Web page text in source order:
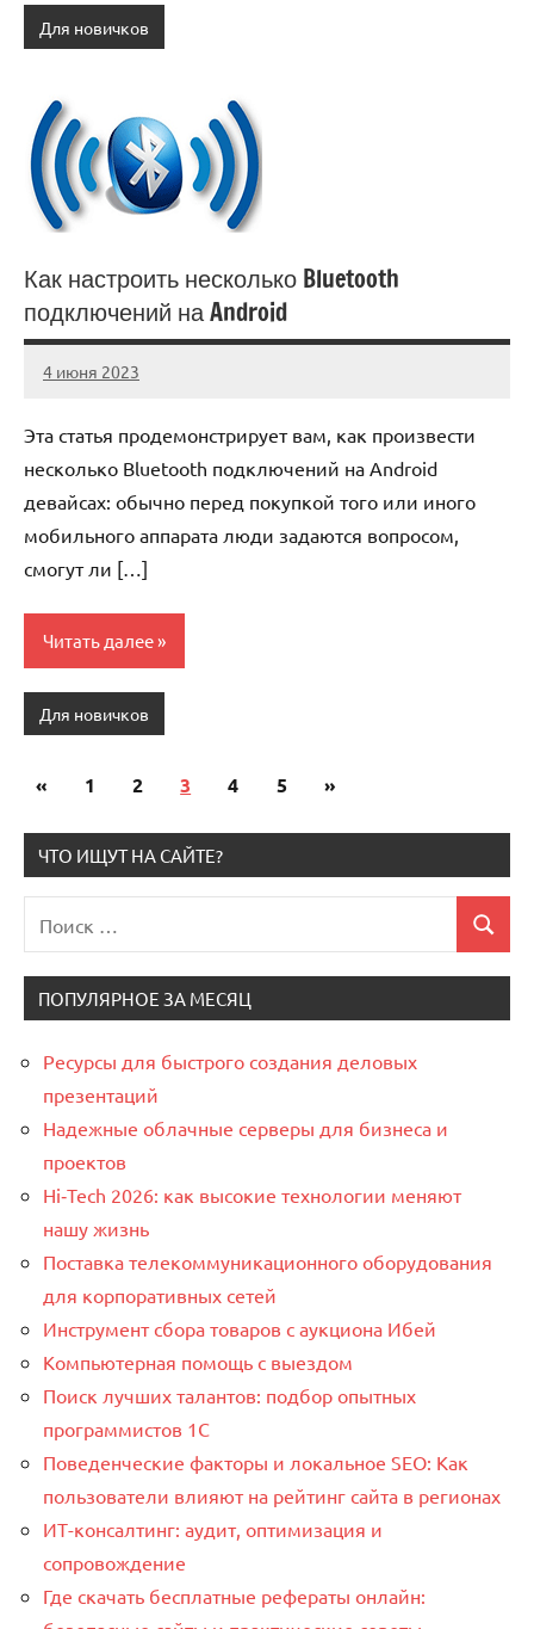
Для новичков
Как настроить несколько Bluetooth
подключений на Android
4 июня 2023
anti_shpion_
Нет
Эта статья продемонстрирует вам, как произвести
несколько Bluetooth подключений на Android
девайсах: обычно перед покупкой того или иного
мобильного аппарата люди задаются вопросом,
смогут ли […]
Читать далее
Для новичков
записей
« Предыдущие
1 2 3 4 5
Следующие
»
ЧТО ИЩУТ НА САЙТЕ?
для:
Поиск
ПОПУЛЯРНОЕ ЗА МЕСЯЦ
Ресурсы для быстрого создания деловых
презентаций
Надежные облачные серверы для бизнеса и
проектов
Hi‑Tech 2026: как высокие технологии меняют
нашу жизнь
Поставка телекоммуникационного оборудования
для корпоративных сетей
Инструмент сбора товаров с аукциона Ибей
Компьютерная помощь с выездом
Поиск лучших талантов: подбор опытных
программистов 1C
Поведенческие факторы и локальное SEO: Как
пользователи влияют на рейтинг сайта в регионах
ИТ-консалтинг: аудит, оптимизация и
сопровождение
Где скачать бесплатные рефераты онлайн: